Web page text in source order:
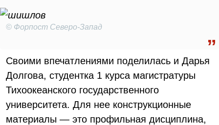
© Форпост Северо-Запад
Своими впечатлениями поделилась и Дарья
Долгова, студентка 1 курса магистратуры
Тихоокеанского государственного
университета. Для нее конструкционные
материалы — это профильная дисциплина,